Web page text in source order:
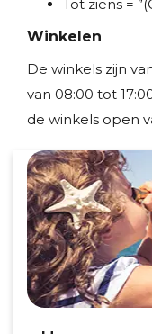
Tot ziens =
Winkelen
De winkels zijn
van 08:00 tot
de winkels open